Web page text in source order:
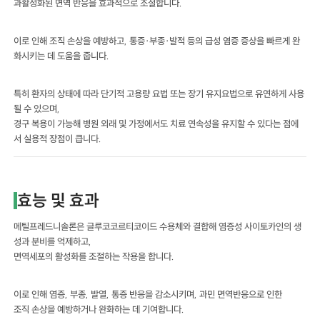
과활성화된 면역 반응을 효과적으로 조절합니다.
이로 인해 조직 손상을 예방하고, 통증·부종·발적 등의 급성 염증 증상을 빠르게 완
화시키는 데 도움을 줍니다.
특히 환자의 상태에 따라 단기적 고용량 요법 또는 장기 유지요법으로 유연하게 사용
될 수 있으며,
경구 복용이 가능해 병원 외래 및 가정에서도 치료 연속성을 유지할 수 있다는 점에
서 실용적 장점이 큽니다.
효능 및 효과
메틸프레드니솔론은 글루코코르티코이드 수용체와 결합해 염증성 사이토카인의 생
성과 분비를 억제하고,
면역세포의 활성화를 조절하는 작용을 합니다.
이로 인해 염증, 부종, 발열, 통증 반응을 감소시키며, 과민 면역반응으로 인한
조직 손상을 예방하거나 완화하는 데 기여합니다.